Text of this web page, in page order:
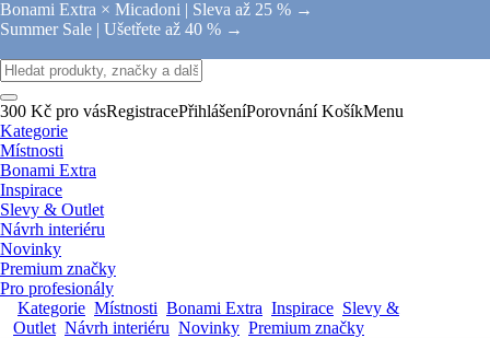
Bonami Extra × Micadoni | Sleva až 25 % →
Summer Sale | Ušetřete až 40 % →
300 Kč pro vásRegistracePřihlášeníPorovnání KošíkMenu
Kategorie
Místnosti
Bonami Extra
Inspirace
Slevy & Outlet
Návrh interiéru
Novinky
Premium značky
Pro profesionály
Kategorie Místnosti Bonami Extra Inspirace Slevy &
Outlet Návrh interiéru Novinky Premium značky